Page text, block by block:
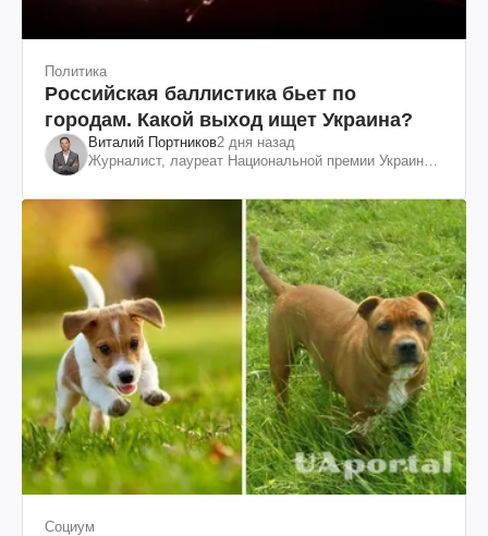
Политика
Российская баллистика бьет по
городам. Какой выход ищет Украина?
Виталий Портников2 дня назад
Журналист, лауреат Национальной премии Украины
Социум